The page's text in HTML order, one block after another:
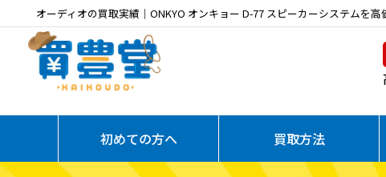
オーディオの買取実績｜ONKYO オンキョー D-77 スピーカーシステムを高
初めての方へ 買取方法